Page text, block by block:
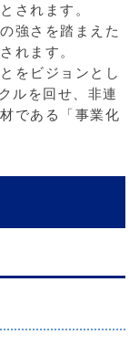
されます。
強さを踏まえた
れます。
をビジョンとし
ルを回せ、非連
である「事業化